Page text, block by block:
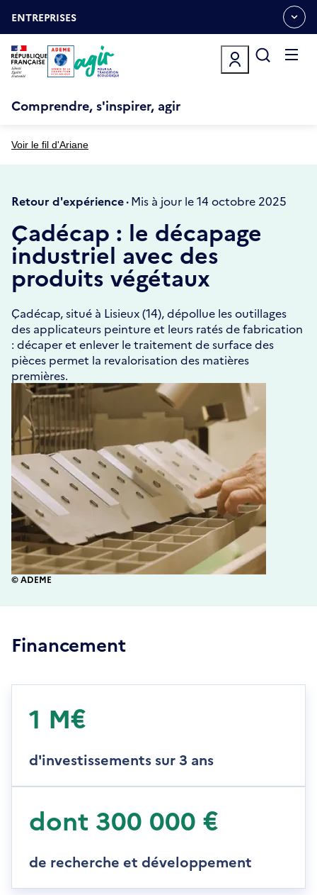
auOUVRIR
LE
MENU
ESPACE
ENTREPRISES
Comprendre, s'inspirer, agir
Voir le fil d'Ariane
Retour d'expérience ·Mis à jour le 14 octobre 2025
Çadécap : le décapage
industriel avec des
produits végétaux
Çadécap, situé à Lisieux (14), dépollue les outillages
des applicateurs peinture et leurs ratés de fabrication
: décaper et enlever le traitement de surface des
pièces permet la revalorisation des matières
premières.
© ADEME
Financement
1 M€
d'investissements sur 3 ans
dont 300 000 €
de recherche et développement